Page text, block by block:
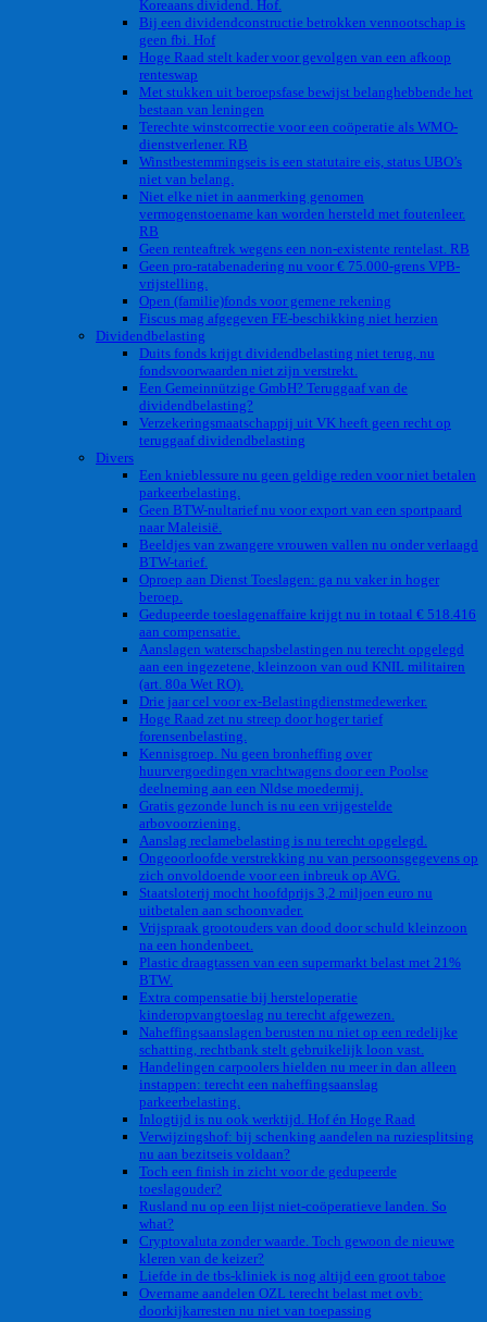
Koreaans dividend. Hof.
Bij een dividendconstructie betrokken vennootschap is
geen fbi. Hof
Hoge Raad stelt kader voor gevolgen van een afkoop
renteswap
Met stukken uit beroepsfase bewijst belanghebbende het
bestaan van leningen
Terechte winstcorrectie voor een coöperatie als WMO-
dienstverlener. RB
Winstbestemmingseis is een statutaire eis, status UBO’s
niet van belang.
Niet elke niet in aanmerking genomen
vermogenstoename kan worden hersteld met foutenleer.
RB
Geen renteaftrek wegens een non-existente rentelast. RB
Geen pro-ratabenadering nu voor € 75.000-grens VPB-
vrijstelling.
Open (familie)fonds voor gemene rekening
Fiscus mag afgegeven FE-beschikking niet herzien
Dividendbelasting
Duits fonds krijgt dividendbelasting niet terug, nu
fondsvoorwaarden niet zijn verstrekt.
Een Gemeinnützige GmbH? Teruggaaf van de
dividendbelasting?
Verzekeringsmaatschappij uit VK heeft geen recht op
teruggaaf dividendbelasting
Divers
Een knieblessure nu geen geldige reden voor niet betalen
parkeerbelasting.
Geen BTW-nultarief nu voor export van een sportpaard
naar Maleisië.
Beeldjes van zwangere vrouwen vallen nu onder verlaagd
BTW-tarief.
Oproep aan Dienst Toeslagen: ga nu vaker in hoger
beroep.
Gedupeerde toeslagenaffaire krijgt nu in totaal € 518.416
aan compensatie.
Aanslagen waterschapsbelastingen nu terecht opgelegd
aan een ingezetene, kleinzoon van oud KNIL militairen
(art. 80a Wet RO).
Drie jaar cel voor ex-Belastingdienstmedewerker.
Hoge Raad zet nu streep door hoger tarief
forensenbelasting.
Kennisgroep. Nu geen bronheffing over
huurvergoedingen vrachtwagens door een Poolse
deelneming aan een Nldse moedermij.
Gratis gezonde lunch is nu een vrijgestelde
arbovoorziening.
Aanslag reclamebelasting is nu terecht opgelegd.
Ongeoorloofde verstrekking nu van persoonsgegevens op
zich onvoldoende voor een inbreuk op AVG.
Staatsloterij mocht hoofdprijs 3,2 miljoen euro nu
uitbetalen aan schoonvader.
Vrijspraak grootouders van dood door schuld kleinzoon
na een hondenbeet.
Plastic draagtassen van een supermarkt belast met 21%
BTW.
Extra compensatie bij hersteloperatie
kinderopvangtoeslag nu terecht afgewezen.
Naheffingsaanslagen berusten nu niet op een redelijke
schatting, rechtbank stelt gebruikelijk loon vast.
Handelingen carpoolers hielden nu meer in dan alleen
instappen: terecht een naheffingsaanslag
parkeerbelasting.
Inlogtijd is nu ook werktijd. Hof én Hoge Raad
Verwijzingshof: bij schenking aandelen na ruziesplitsing
nu aan bezitseis voldaan?
Toch een finish in zicht voor de gedupeerde
toeslagouder?
Rusland nu op een lijst niet-coöperatieve landen. So
what?
Cryptovaluta zonder waarde. Toch gewoon de nieuwe
kleren van de keizer?
Liefde in de tbs-kliniek is nog altijd een groot taboe
Overname aandelen OZL terecht belast met ovb:
doorkijkarresten nu niet van toepassing